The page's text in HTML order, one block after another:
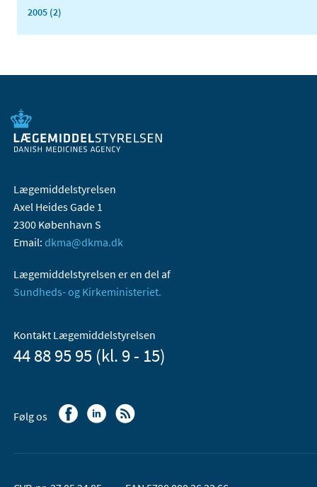
2005 (2)
Lægemiddelstyrelsen
Axel Heides Gade 1
2300 København S
Email: dkma@dkma.dk
Lægemiddelstyrelsen er en del af
Sundheds- og Kirkeministeriet.
Kontakt Lægemiddelstyrelsen
44 88 95 95 (kl. 9 - 15)
Følg os